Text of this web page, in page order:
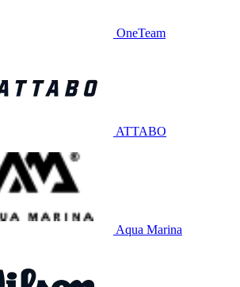
OneTeam
ATTABO
Aqua Marina